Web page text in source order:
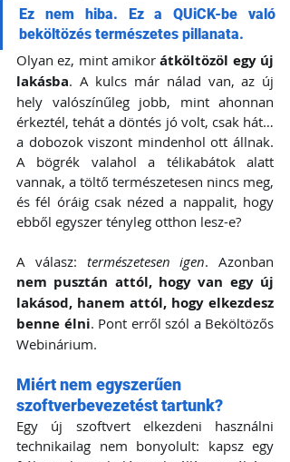
Ez nem hiba. Ez a QUiCK-be való
beköltözés természetes pillanata.
Olyan ez, mint amikor átköltözöl egy új
lakásba. A kulcs már nálad van, az új
hely valószínűleg jobb, mint ahonnan
érkeztél, tehát a döntés jó volt, csak hát…
a dobozok viszont mindenhol ott állnak.
A bögrék valahol a télikabátok alatt
vannak, a töltő természetesen nincs meg,
és fél óráig csak nézed a nappalit, hogy
ebből egyszer tényleg otthon lesz-e?
A válasz: természetesen igen
nem pusztán attól, hogy van egy új
lakásod, hanem attól, hogy elkezdesz
benne élni. Pont erről szól a Beköltözős
Webinárium.
Miért nem egyszerűen
szoftverbevezetést tartunk?
Egy új szoftvert elkezdeni használni
technikailag nem bonyolult: kapsz egy